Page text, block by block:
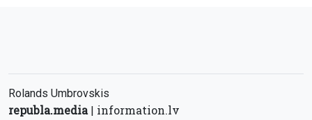
Rolands Umbrovskis
republa.media| information.lv